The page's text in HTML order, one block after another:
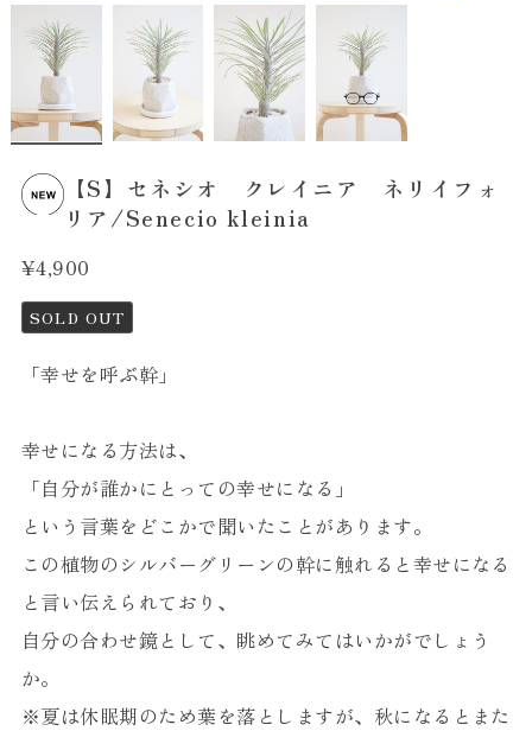
【S】セネシオ クレイニア ネリイフォ
リア/Senecio kleinia
¥4,900
SOLD OUT
「幸せを呼ぶ幹」
幸せになる方法は、
「自分が誰かにとっての幸せになる」
という言葉をどこかで聞いたことがあります。
この植物のシルバーグリーンの幹に触れると幸せになる
と言い伝えられており、
自分の合わせ鏡として、眺めてみてはいかがでしょう
か。
※夏は休眠期のため葉を落としますが、秋になるとまた